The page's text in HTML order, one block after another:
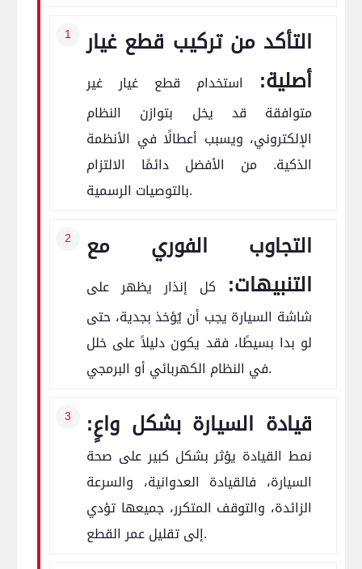
التأكد من تركيب قطع غيار
أصلية: استخدام قطع غيار غير
متوافقة قد يخل بتوازن النظام
الإلكتروني، ويسبب أعطالًا في الأنظمة
الذكية. من الأفضل دائمًا الالتزام
بالتوصيات الرسمية.
التجاوب الفوري مع
التنبيهات: كل إنذار يظهر على
شاشة السيارة يجب أن يُؤخذ بجدية، حتى
لو بدا بسيطًا، فقد يكون دليلاً على خلل
في النظام الكهربائي أو البرمجي.
قيادة السيارة بشكل واعٍ:
نمط القيادة يؤثر بشكل كبير على صحة
السيارة، فالقيادة العدوانية، والسرعة
الزائدة، والتوقف المتكرر، جميعها تؤدي
إلى تقليل عمر القطع.